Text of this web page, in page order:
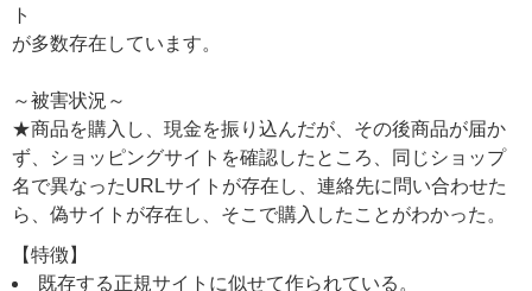
ト
が多数存在しています。
～被害状況～
★商品を購入し、現金を振り込んだが、その後商品が届か
ず、ショッピングサイトを確認したところ、同じショップ
名で異なったURLサイトが存在し、連絡先に問い合わせた
ら、偽サイトが存在し、そこで購入したことがわかった。
【特徴】
既存する正規サイトに似せて作られている。